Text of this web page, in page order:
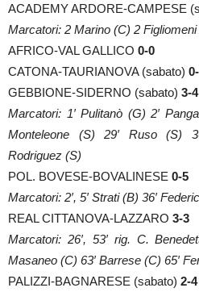
ACADEMY ARDORE-CAMPESE
Marcatori: 2 Marino (C) 2 Figliomeni
AFRICO-VAL GALLICO 0-0
CATONA-TAURIANOVA (sabato)
GEBBIONE-SIDERNO (sabato) 3-4
Marcatori: 1′ Pulitanò (G) 2′
Monteleone (S) 29′ Ruso (S)
Rodriguez (S)
POL. BOVESE-BOVALINESE 0-5
Marcatori: 2′, 5′ Strati (B) 36′
REAL CITTANOVA-LAZZARO 3-3
Marcatori: 26′, 53′ rig. C.
Masaneo (C) 63′ Barrese (C) 65′
PALIZZI-BAGNARESE (sabato) 2-4